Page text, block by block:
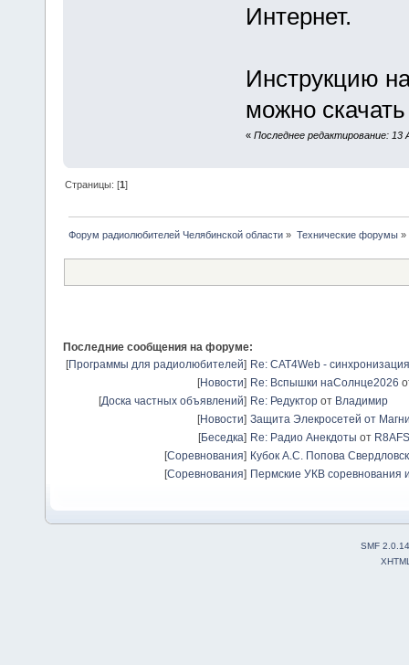
Интернет.
Инструкцию
можно
« Последнее редактирование: 13
Страницы: [1]
Форум радиолюбителей Челябинской области » Технические форумы»
Последние сообщения на форуме:
[Программы для радиолюбителей] Re: CAT4Web -
[Новости] Re: Вспышки наСолнце2026
[Доска частных объявлений] Re: Редуктор от Владимир
[Новости] Защита Элекросетей от
[Беседка] Re: Радио Анекдоты от R8AFS
[Соревнования] Кубок А.С. Попова
[Соревнования] Пермские УКВ соревнования
SMF 2.0.14